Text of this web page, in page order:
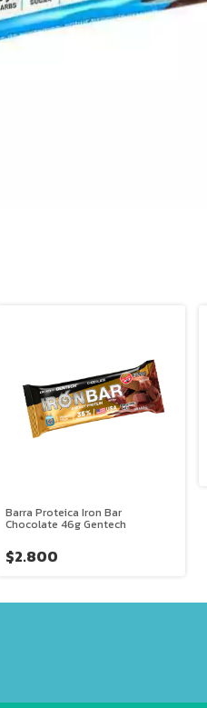
Barra Proteica Iron Bar
Chocolate 46g Gentech
$2.800